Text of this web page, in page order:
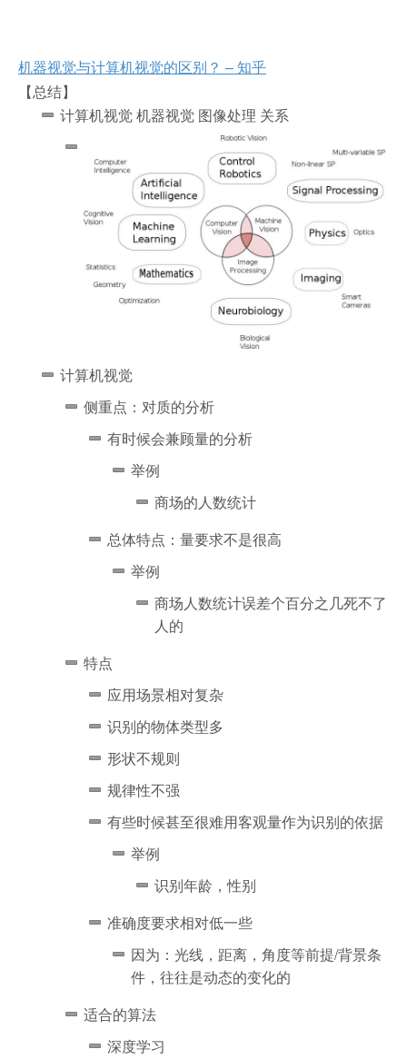
机器视觉与计算机视觉的区别？ – 知乎
【总结】
计算机视觉 机器视觉 图像处理 关系
计算机视觉
侧重点：对质的分析
有时候会兼顾量的分析
举例
商场的人数统计
总体特点：量要求不是很高
举例
商场人数统计误差个百分之几死不了
人的
特点
应用场景相对复杂
识别的物体类型多
形状不规则
规律性不强
有些时候甚至很难用客观量作为识别的依据
举例
识别年龄，性别
准确度要求相对低一些
因为：光线，距离，角度等前提/背景条
件，往往是动态的变化的
适合的算法
深度学习